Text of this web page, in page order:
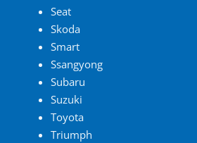
Seat
Skoda
Smart
Ssangyong
Subaru
Suzuki
Toyota
Triumph